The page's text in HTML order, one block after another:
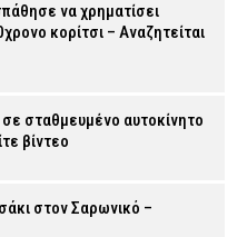
να χρηματίσει
κορίτσι – Αναζητείται
σταθμευμένο αυτοκίνητο
βίντεο
στον Σαρωνικό –